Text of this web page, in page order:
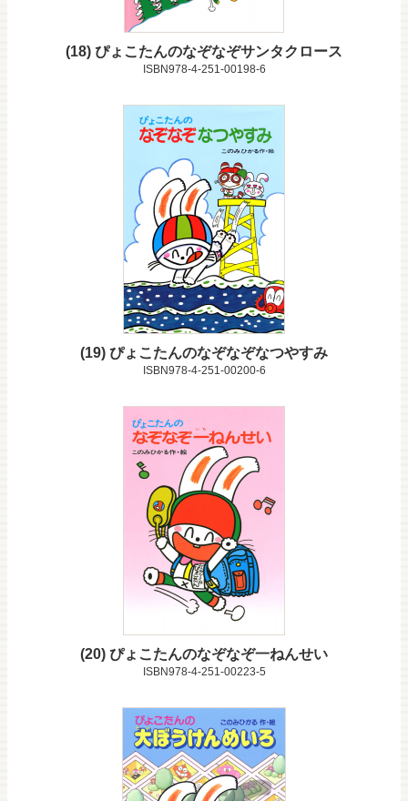
18 ぴょこたんのなぞなぞサンタクロース
ISBN978-4-251-00198-6
19 ぴょこたんのなぞなぞなつやすみ
ISBN978-4-251-00200-6
20 ぴょこたんのなぞなぞ一ねんせい
ISBN978-4-251-00223-5